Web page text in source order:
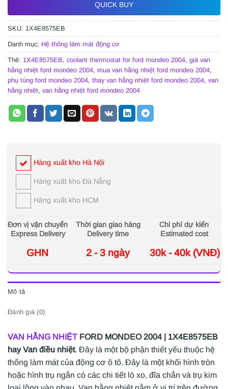
QUICK BUY
SKU: 1X4E8575EB
Danh mục: Hệ thống làm mát động cơ
Thẻ: 1X4E8575EB, coolant thermostat for ford mondeo 2004, giá van
hằng nhiệt ford mondeo 2004, mua van hằng nhiệt ford mondeo 2004,
phụ tùng ford mondeo 2004, thay van hằng nhiệt ford mondeo 2004, van
hằng nhiệt, van hằng nhiệt ford mondeo 2004
Hàng xuất kho Hà Nội
Hàng xuất kho Đà Nẵng
Hàng xuất kho HCM
Đơn vị vận chuyển
Express Delivery
Thời gian giao hàng
Delivery time
Chi phí dự kiến
Estimated cost
GHN 2 - 3 ngày 30k - 40k (VNĐ)
Mô tả
Đánh giá (0)
VAN HẰNG NHIỆT FORD MONDEO 2004 | 1X4E8575EB
hay Van điều nhiệt. Đây là một bộ phận thiết yếu thuộc hệ
thống làm mát của động cơ ô tô. Đây là một khối hình tròn
hoặc hình trụ ngắn có các chi tiết lò xo, đĩa chắn và trụ kim